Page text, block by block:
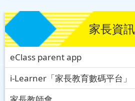
家長資訊
eClass parent app
i-Learner「家長教育數碼平台」